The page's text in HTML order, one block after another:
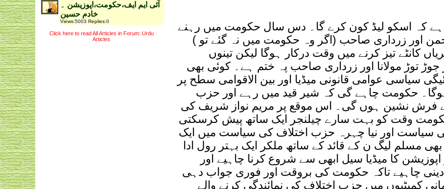
آئی ایم ایف،حکومت،اپوزیشن ۔
خادم حسین
Views:5003 Replies:0
Click here to read All Articles in Forum: Urdu
Articles
ہے کہ اسکو لیڈ کون کرے گا۔ دس سال حکومت میں رہنے
اور زرداری صاحب (اگر وہ حکومت میں نہ گئے تو )
کانٹے تیز کرنے میں وقت درکار ہوگا لیکن تینوں
جوڑ توڑ مولانا اور زرداری صاحب پہ ختم ہے۔ کوئی بھی
سیاسی عوامی قانونی میڈیا اور بین الاقوامی سطح پر
ہوگا۔ حکومت چاہے گی کہ شیر قید میں رہے اور حزب
فرش نشین ہوں گی۔ اس موقع پر مریم نواز شریف کی
وقت کو بہت سارے چیلنجر ایک ساتھ پیش کرسکتی
سیاست اور نیا چہرہ حزب اختلاف کی سیاست میں ایک
بھی مسلم لیگ ن کے قائد کے ساتھ ملکر ایک بہتر رول ادا
کا میڈیا سیل ابھی سے شروع کرنا چاہیے اور
دینی چاہیے تاکہ حکومت کی بروقت اور فوری جواب دہی
کمیٹیوں میں حزب اختلاف کی نمائندگی کرنے والے